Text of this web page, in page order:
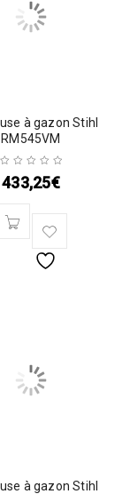
à gazon Stihl
RM545VM
433,25€
à gazon Stihl